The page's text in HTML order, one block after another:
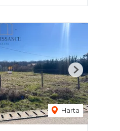
Harta
Next